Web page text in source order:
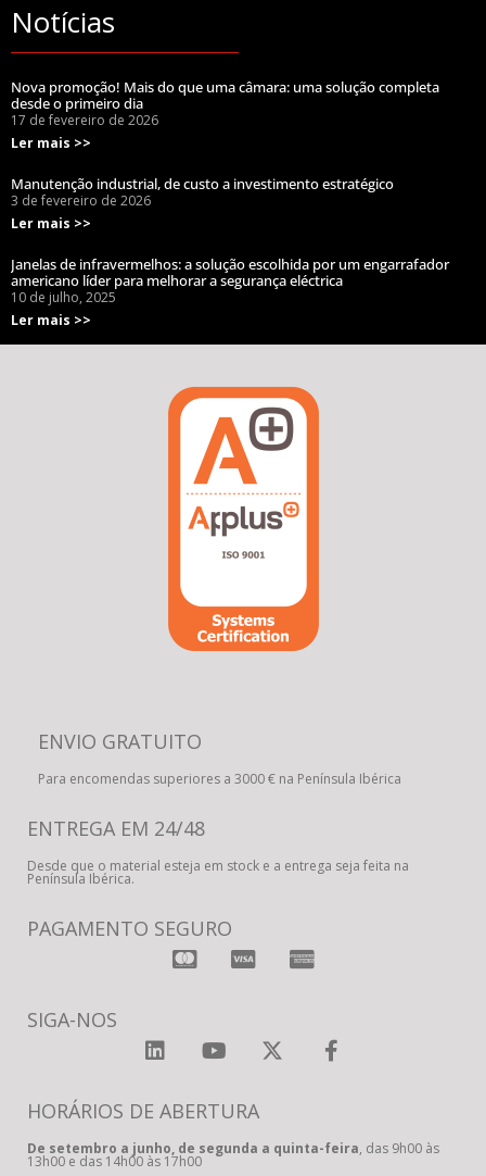
Notícias
Nova promoção! Mais do que uma câmara: uma solução completa
desde o primeiro dia
17 de fevereiro de 2026
Ler mais >>
Manutenção industrial, de custo a investimento estratégico
3 de fevereiro de 2026
Ler mais >>
Janelas de infravermelhos: a solução escolhida por um engarrafador
americano líder para melhorar a segurança eléctrica
10 de julho, 2025
Ler mais >>
ENVIO GRATUITO
Para encomendas superiores a 3000 € na Península Ibérica
ENTREGA EM 24/48
Desde que o material esteja em stock e a entrega seja feita na
Península Ibérica.
PAGAMENTO SEGURO
SIGA-NOS
HORÁRIOS DE ABERTURA
De setembro a junho, de segunda a quinta-feira, das 9h00 às
13h00 e das 14h00 às 17h00